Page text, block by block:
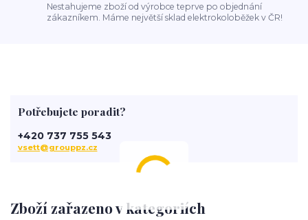
Nestahujeme zboží od výrobce teprve po objednání
zákazníkem. Máme největší sklad elektrokoloběžek v ČR!
Zboží zařazeno v kategoriích
Potřebujete poradit?
+420 737 755 543
vsett@grouppz.cz